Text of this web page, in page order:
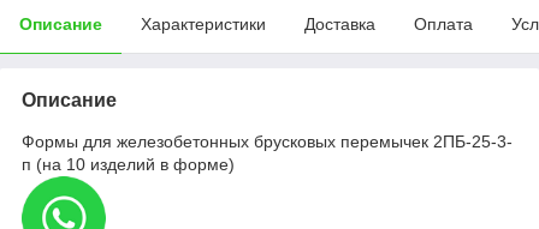
Описание Характеристики Доставка Оплата
Описание
Формы для железобетонных брусковых перемычек 2ПБ-25-3-
п (на 10 изделий в форме)